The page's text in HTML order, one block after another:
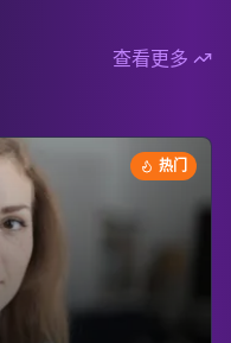
查看更多
热门